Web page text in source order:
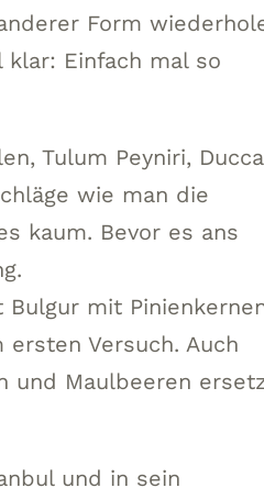
Form
Einfach mal so
Tulum Peyniri,
wie man die
kaum. Bevor es ans
mit
Versuch. Auch
und Maulbeeren
und in sein